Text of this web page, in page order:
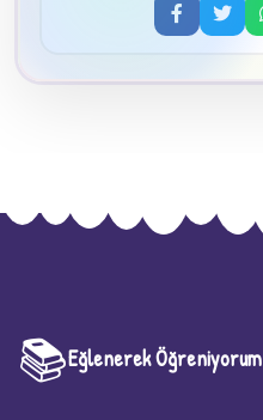
📚Eğlenerek Öğreniyorum